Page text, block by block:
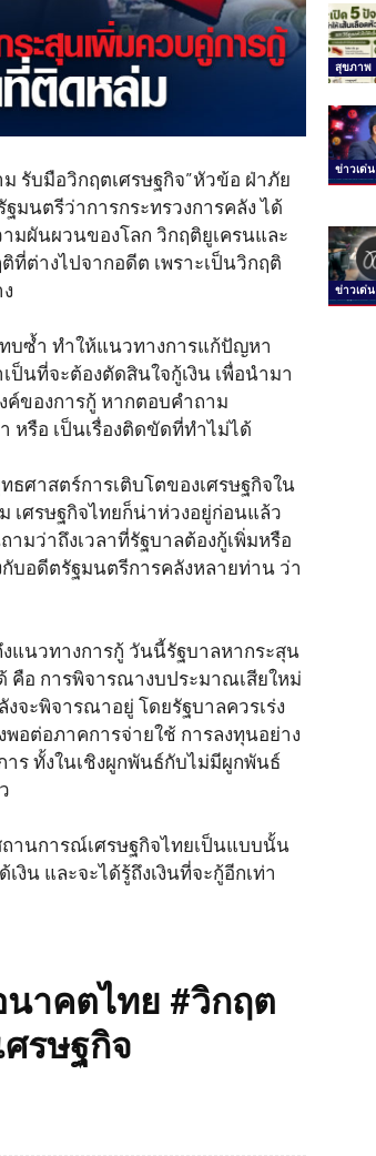
ม รับมือวิกฤตเศรษฐกิจ”หัวข้อ ฝ่าภัย
นตรีว่าการกระทรวงการคลัง ได้
มผันผวนของโลก วิกฤติยูเครนและ
ต่างไปจากอดีต เพราะเป็นวิกฤติ
บซ้ำ ทำให้แนวทางการแก้ปัญหา
นที่จะต้องตัดสินใจกู้เงิน เพื่อนำมา
ของการกู้ หากตอบคำถาม
หรือ เป็นเรื่องติดขัดที่ทำไม่ได้
ธศาสตร์การเติบโตของเศรษฐกิจใน
เศรษฐกิจไทยก็น่าห่วงอยู่ก่อนแล้ว
มว่าถึงเวลาที่รัฐบาลต้องกู้เพิ่มหรือ
บอดีตรัฐมนตรีการคลังหลายท่าน ว่า
แนวทางการกู้ วันนี้รัฐบาลหากระสุน
คือ การพิจารณางบประมาณเสียใหม่
จะพิจารณาอยู่ โดยรัฐบาลควรเร่ง
พอต่อภาคการจ่ายใช้ การลงทุนอย่าง
ร ทั้งในเชิงผูกพันธ์กับไม่มีผูกพันธ์
านการณ์เศรษฐกิจไทยเป็นแบบนั้น
งิน และจะได้รู้ถึงเงินที่จะกู้อีกเท่า
นาคตไทย #วิกฤต
รษฐกิจ
สุขภาพ
ข่าวเด่น
ข่าวเด่น